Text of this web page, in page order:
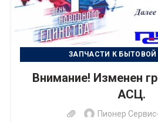
ЗАПЧАСТИ К БЫТОВОЙ
РЕМОНТ ЦИФРОВОЙ
Внимание! Изменен
АСЦ.
Пионер